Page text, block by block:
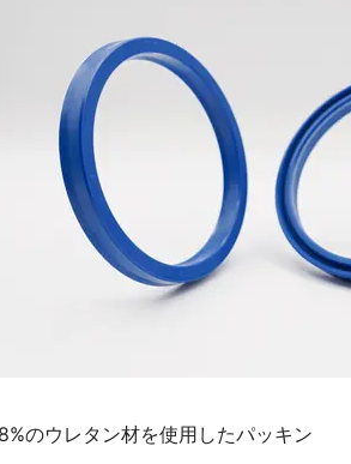
ウレタン材を使用したパッキン